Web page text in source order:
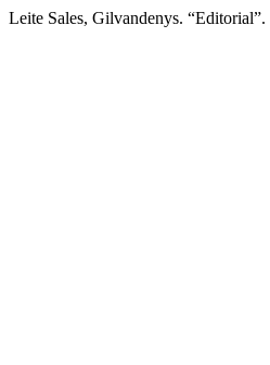
Leite Sales, Gilvandenys. “Editorial”.